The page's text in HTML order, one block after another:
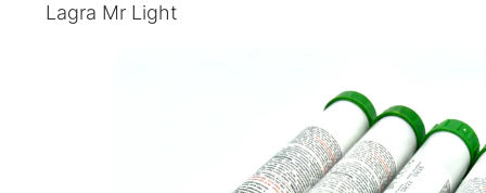
Lagra Mr Light